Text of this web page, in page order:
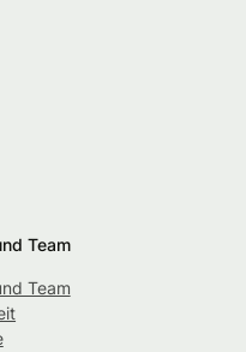
Team
Team